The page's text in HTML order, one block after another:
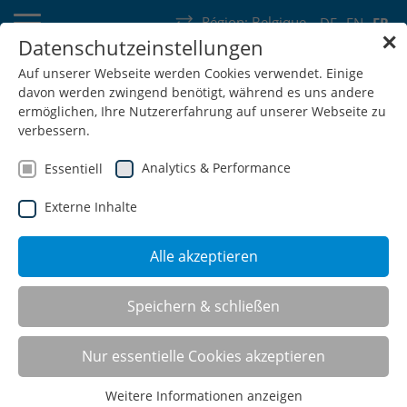
DE EN FR
Région: Belgique
Allemagne Suisse Autriche Belgique Luxembourg
Pays-Bas Wallonie
SHOP
Etablis - profondeur 600
✕
Datenschutzeinstellungen
Auf unserer Webseite werden Cookies verwendet. Einige
davon werden zwingend benötigt, während es uns andere
ermöglichen, Ihre Nutzererfahrung auf unserer Webseite zu
verbessern.
Essentiell Analytics & Performance
Externe Inhalte
Alle akzeptieren
Speichern & schließen
Nur essentielle Cookies akzeptieren
Weitere Informationen anzeigen